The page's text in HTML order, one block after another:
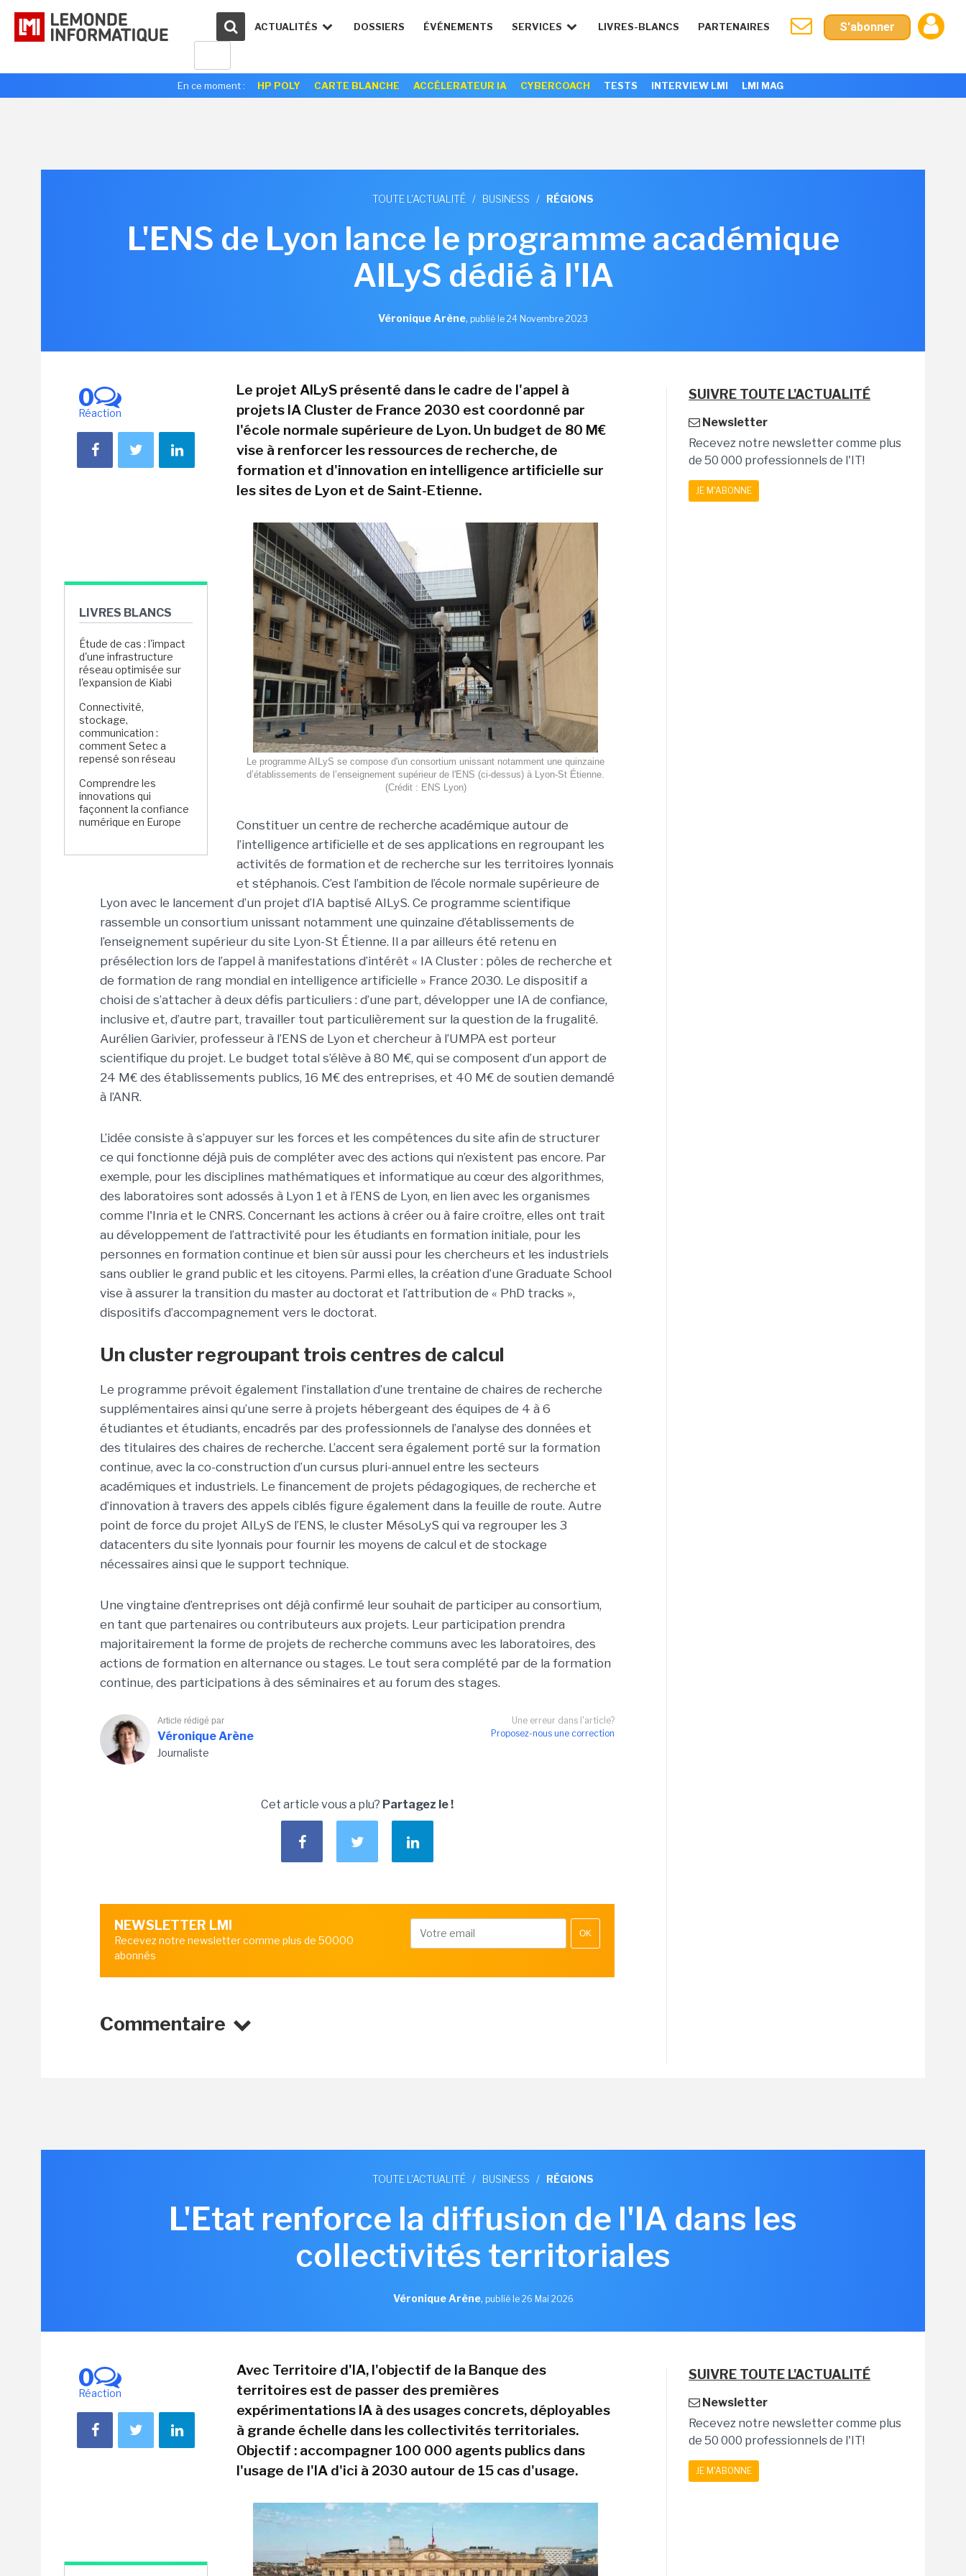
ACTUALITÉS DOSSIERS ÉVÉNEMENTS SERVICES LIVRES-BLANCS PARTENAIRES S'abonner
En ce moment : HP POLY CARTE BLANCHE ACCÉLERATEUR IA CYBERCOACH TESTS INTERVIEW LMI LMI MAG
TOUTE L'ACTUALITÉ / BUSINESS / RÉGIONS
L'ENS de Lyon lance le programme académique
AILyS dédié à l'IA
Véronique Arène, publié le 24 Novembre 2023
0
Réaction
LIVRES BLANCS
Étude de cas : l'impact
d'une infrastructure
réseau optimisée sur
l'expansion de Kiabi
Connectivité,
stockage,
communication :
comment Setec a
repensé son réseau
Comprendre les
innovations qui
façonnent la confiance
numérique en Europe
Le projet AILyS présenté dans le cadre de l'appel à
projets IA Cluster de France 2030 est coordonné par
l'école normale supérieure de Lyon. Un budget de 80 M€
vise à renforcer les ressources de recherche, de
formation et d'innovation en intelligence artificielle sur
les sites de Lyon et de Saint-Etienne.
Le programme AILyS se compose d'un consortium unissant notamment une quinzaine
d’établissements de l’enseignement supérieur de l'ENS (ci-dessus) à Lyon-St Étienne.
(Crédit : ENS Lyon)
Constituer un centre de recherche académique autour de
l’intelligence artificielle et de ses applications en regroupant les
activités de formation et de recherche sur les territoires lyonnais
et stéphanois. C’est l’ambition de l’école normale supérieure de
Lyon avec le lancement d’un projet d’IA baptisé AILyS. Ce programme scientifique
rassemble un consortium unissant notamment une quinzaine d’établissements de
l’enseignement supérieur du site Lyon-St Étienne. Il a par ailleurs été retenu en
présélection lors de l’appel à manifestations d’intérêt « IA Cluster : pôles de recherche et
de formation de rang mondial en intelligence artificielle » France 2030. Le dispositif a
choisi de s’attacher à deux défis particuliers : d’une part, développer une IA de confiance,
inclusive et, d’autre part, travailler tout particulièrement sur la question de la frugalité.
Aurélien Garivier, professeur à l’ENS de Lyon et chercheur à l’UMPA est porteur
scientifique du projet. Le budget total s’élève à 80 M€, qui se composent d’un apport de
24 M€ des établissements publics, 16 M€ des entreprises, et 40 M€ de soutien demandé
à l’ANR.
L’idée consiste à s’appuyer sur les forces et les compétences du site afin de structurer
ce qui fonctionne déjà puis de compléter avec des actions qui n’existent pas encore. Par
exemple, pour les disciplines mathématiques et informatique au cœur des algorithmes,
des laboratoires sont adossés à Lyon 1 et à l’ENS de Lyon, en lien avec les organismes
comme l'Inria et le CNRS. Concernant les actions à créer ou à faire croître, elles ont trait
au développement de l’attractivité pour les étudiants en formation initiale, pour les
personnes en formation continue et bien sûr aussi pour les chercheurs et les industriels
sans oublier le grand public et les citoyens. Parmi elles, la création d’une Graduate School
vise à assurer la transition du master au doctorat et l’attribution de « PhD tracks »,
dispositifs d’accompagnement vers le doctorat.
Un cluster regroupant trois centres de calcul
Le programme prévoit également l’installation d’une trentaine de chaires de recherche
supplémentaires ainsi qu’une serre à projets hébergeant des équipes de 4 à 6
étudiantes et étudiants, encadrés par des professionnels de l’analyse des données et
des titulaires des chaires de recherche. L’accent sera également porté sur la formation
continue, avec la co-construction d’un cursus pluri-annuel entre les secteurs
académiques et industriels. Le financement de projets pédagogiques, de recherche et
d’innovation à travers des appels ciblés figure également dans la feuille de route. Autre
point de force du projet AILyS de l’ENS, le cluster MésoLyS qui va regrouper les 3
datacenters du site lyonnais pour fournir les moyens de calcul et de stockage
nécessaires ainsi que le support technique.
Une vingtaine d’entreprises ont déjà confirmé leur souhait de participer au consortium,
en tant que partenaires ou contributeurs aux projets. Leur participation prendra
majoritairement la forme de projets de recherche communs avec les laboratoires, des
actions de formation en alternance ou stages. Le tout sera complété par de la formation
continue, des participations à des séminaires et au forum des stages.
Une erreur dans l'article?
Proposez-nous une correction
Article rédigé par
Véronique Arène
Journaliste
Cet article vous a plu? Partagez le !
NEWSLETTER LMI
Recevez notre newsletter comme plus de 50000
abonnés
OK
Commentaire
SUIVRE TOUTE L'ACTUALITÉ
Newsletter
Recevez notre newsletter comme plus
de 50 000 professionnels de l'IT!
JE M'ABONNE
TOUTE L'ACTUALITÉ / BUSINESS / RÉGIONS
L'Etat renforce la diffusion de l'IA dans les
collectivités territoriales
Véronique Arène, publié le 26 Mai 2026
0
Réaction
Avec Territoire d'IA, l'objectif de la Banque des
territoires est de passer des premières
expérimentations IA à des usages concrets, déployables
à grande échelle dans les collectivités territoriales.
Objectif : accompagner 100 000 agents publics dans
l'usage de l'IA d'ici à 2030 autour de 15 cas d'usage.
SUIVRE TOUTE L'ACTUALITÉ
Newsletter
Recevez notre newsletter comme plus
de 50 000 professionnels de l'IT!
JE M'ABONNE